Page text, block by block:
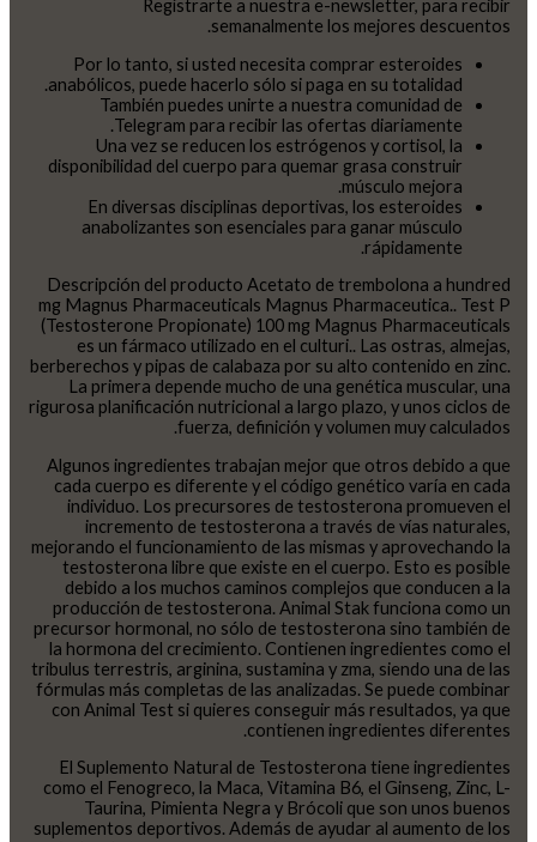
Regístrarte a nuestra e-newsletter, para recibir
semanalmente los mejores descuentos.
Por lo tanto, si usted necesita comprar esteroides
anabólicos, puede hacerlo sólo si paga en su totalidad.
También puedes unirte a nuestra comunidad de
Telegram para recibir las ofertas diariamente.
Una vez se reducen los estrógenos y cortisol, la
disponibilidad del cuerpo para quemar grasa construir
músculo mejora.
En diversas disciplinas deportivas, los esteroides
anabolizantes son esenciales para ganar músculo
rápidamente.
Descripción del producto Acetato de trembolona a hundred
mg Magnus Pharmaceuticals Magnus Pharmaceutica.. Test P
(Testosterone Propionate) 100 mg Magnus Pharmaceuticals
es un fármaco utilizado en el culturi.. Las ostras, almejas,
berberechos y pipas de calabaza por su alto contenido en zinc.
La primera depende mucho de una genética muscular, una
rigurosa planificación nutricional a largo plazo, y unos ciclos de
fuerza, definición y volumen muy calculados.
Algunos ingredientes trabajan mejor que otros debido a que
cada cuerpo es diferente y el código genético varía en cada
individuo. Los precursores de testosterona promueven el
incremento de testosterona a través de vías naturales,
mejorando el funcionamiento de las mismas y aprovechando la
testosterona libre que existe en el cuerpo. Esto es posible
debido a los muchos caminos complejos que conducen a la
producción de testosterona. Animal Stak funciona como un
precursor hormonal, no sólo de testosterona sino también de
la hormona del crecimiento. Contienen ingredientes como el
tribulus terrestris, arginina, sustamina y zma, siendo una de las
fórmulas más completas de las analizadas. Se puede combinar
con Animal Test si quieres conseguir más resultados, ya que
contienen ingredientes diferentes.
El Suplemento Natural de Testosterona tiene ingredientes
como el Fenogreco, la Maca, Vitamina B6, el Ginseng, Zinc, L-
Taurina, Pimienta Negra y Brócoli que son unos buenos
suplementos deportivos. Además de ayudar al aumento de los